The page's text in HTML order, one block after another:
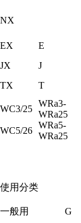
NX
EX E
JX
J
TX
T
WC3/25
WRa3-
WRa25
WC5/26
WRa5-
WRa25
使用分类
一般用
G